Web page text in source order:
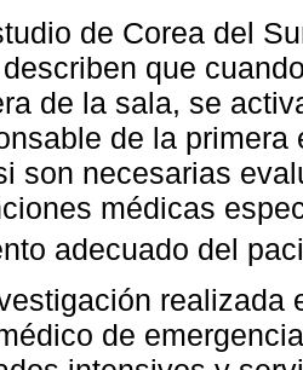
de Corea del
que
de la sala, se
de la
son necesarias
médicas
adecuado del
realizada
de